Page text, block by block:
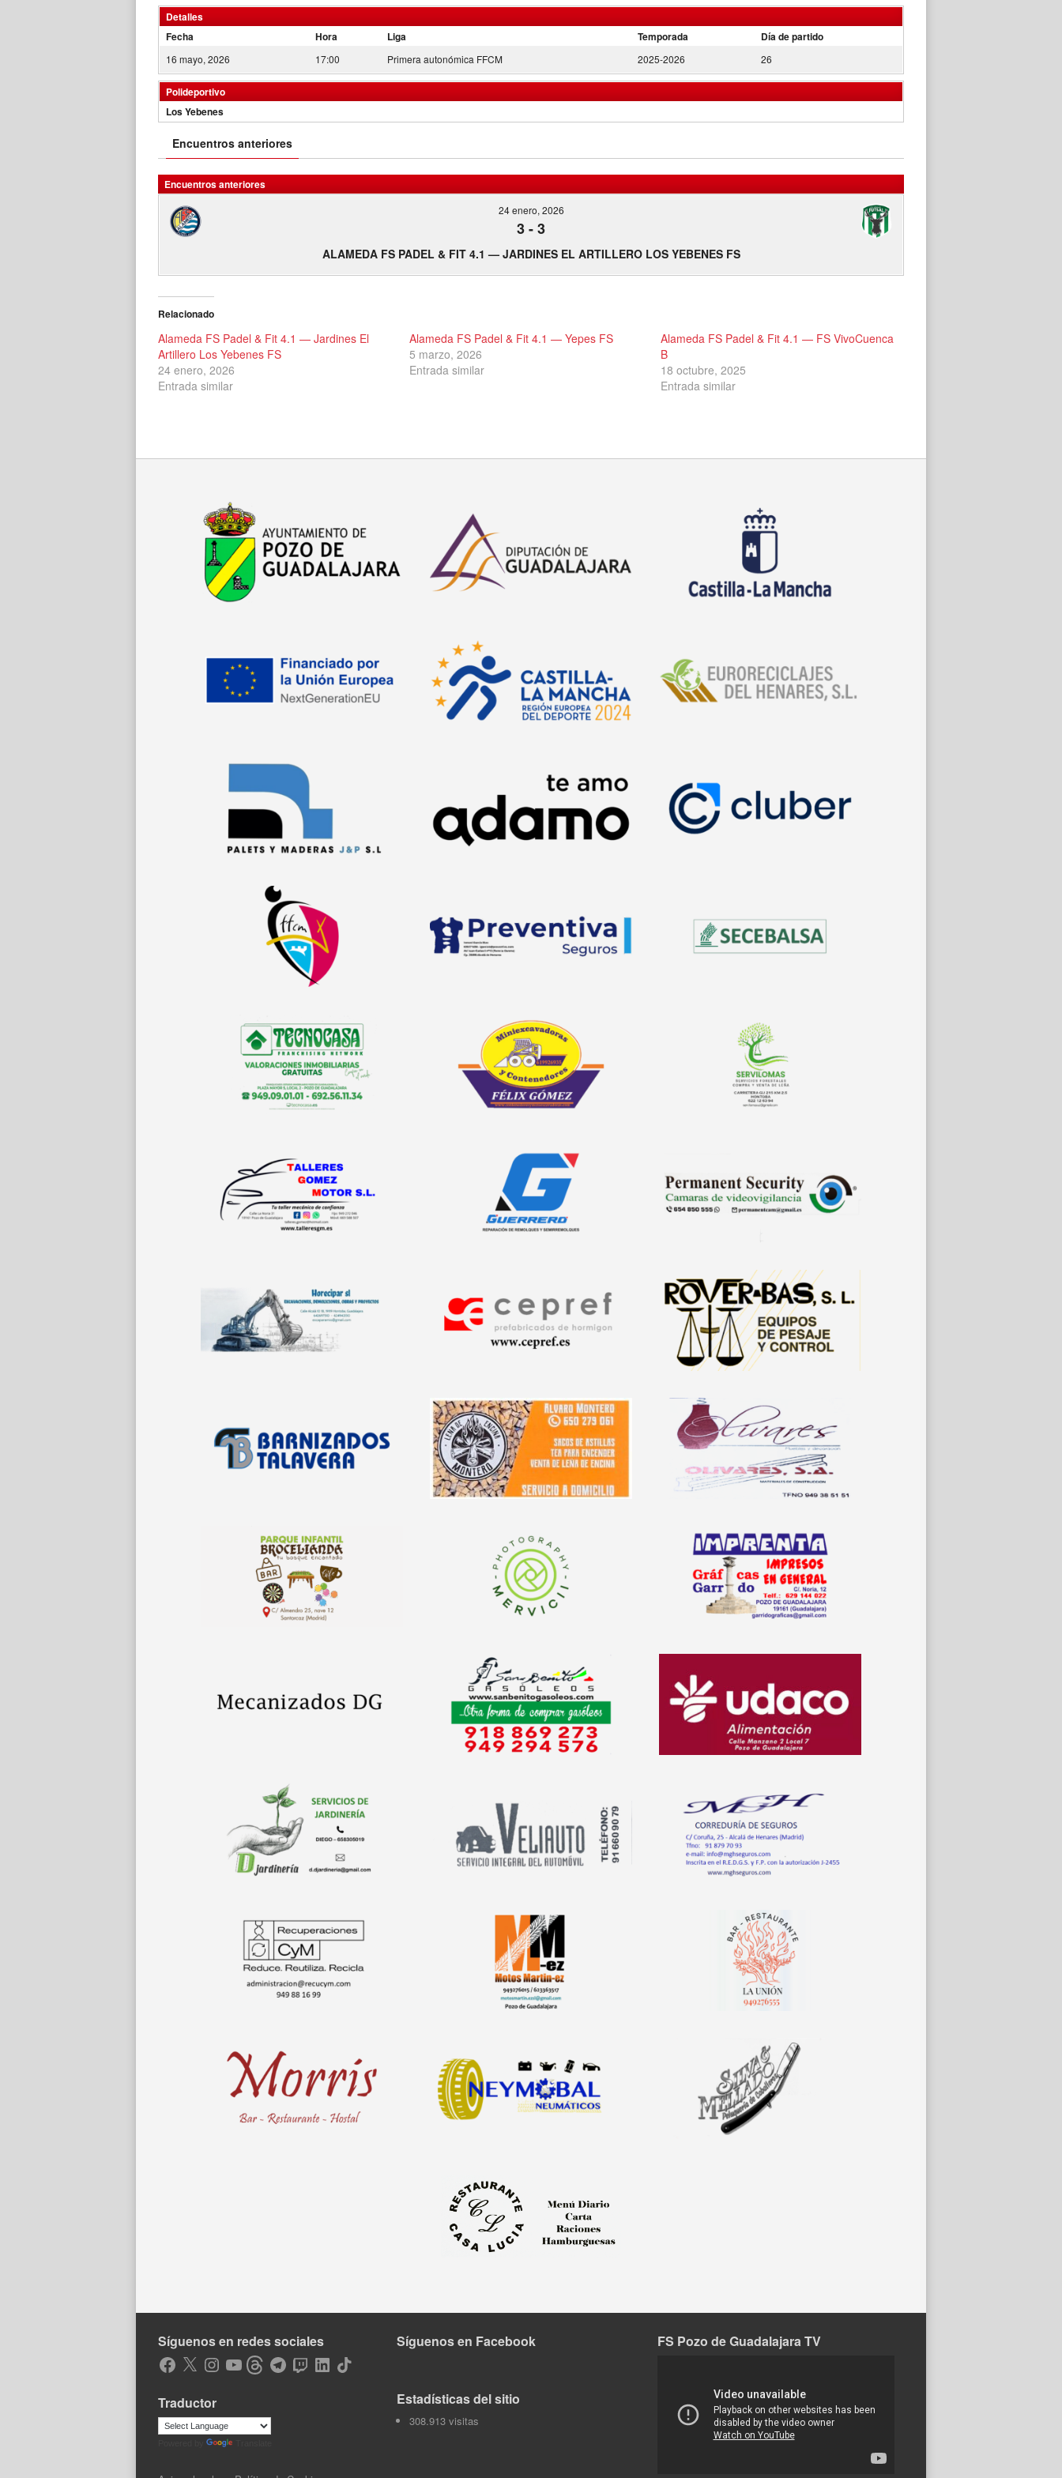
Detalles
Fecha
Hora Liga Temporada Día de partido
16 mayo, 2026 17:00 Primera autonómica FFCM 2025-2026 26
Polideportivo
Los Yebenes
Encuentros anteriores
Encuentros anteriores
24 enero, 2026
3-3
ALAMEDA FS PADEL & FIT 4.1 — JARDINES EL ARTILLERO LOS YEBENES FS
Relacionado
Alameda FS Padel & Fit 4.1 — Jardines El
Artillero Los Yebenes FS
24 enero, 2026
Entrada similar
Alameda FS Padel & Fit 4.1 — Yepes FS
5 marzo, 2026
Entrada similar
Alameda FS Padel & Fit 4.1 — FS VivoCuenca
B
18 octubre, 2025
Entrada similar
Síguenos en redes sociales
Facebook
X Instagram
YouTubeThreadsTelegramTwitchLinkedIn
TikTok
Traductor
Síguenos en Facebook
Estadísticas del sitio
308.913 visitas
FS Pozo de Guadalajara TV